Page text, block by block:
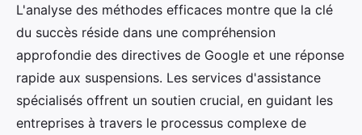
L'analyse des méthodes efficaces montre que la clé
du succès réside dans une compréhension
approfondie des directives de Google et une réponse
rapide aux suspensions. Les services d'assistance
spécialisés offrent un soutien crucial, en guidant les
entreprises à travers le processus complexe de